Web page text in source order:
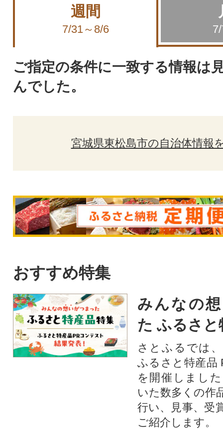
週間
7/31～8/6
ご指定の条件に一致する情報は
んでした。
宮城県東松島市の自治体情報
おすすめ特集
みんなの
た ふるさと
さとふるでは
ふるさと特産品
を開催しまし
いた数多くの作
行い、見事、受
ご紹介します。